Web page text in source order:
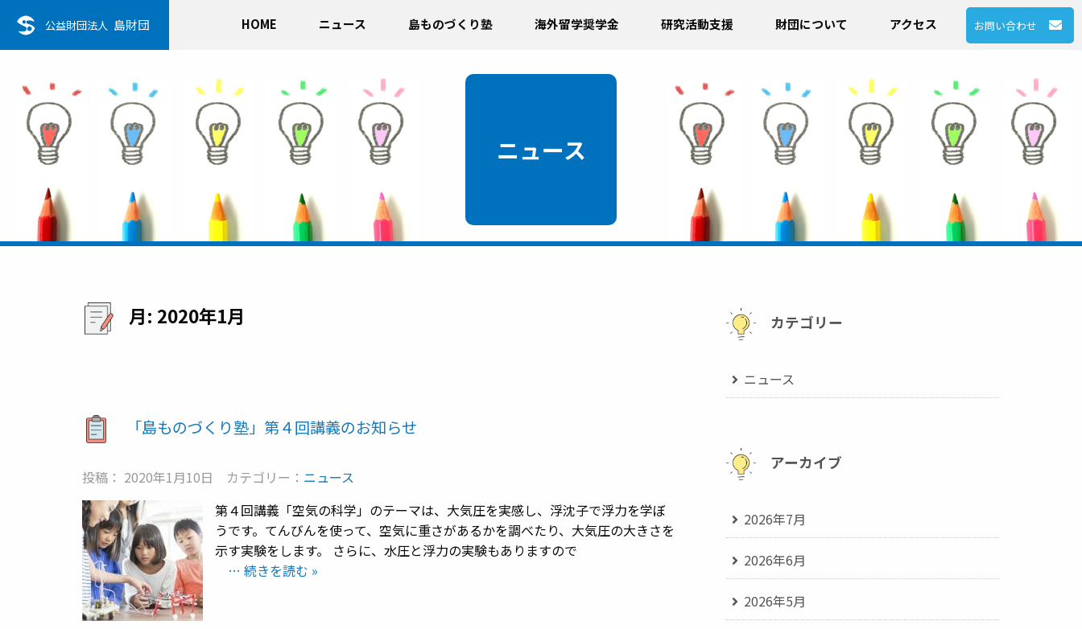
公益財団法人 島財団 HOME ニュース 島ものづくり塾 海外留学奨学金 研究活動支援 財団について アクセス お問い合わせ
ニュース
月: 2020年1月
「島ものづくり塾」第４回講義のお知らせ
投稿： 2020年1月10日 カテゴリー： ニュース
第４回講義「空気の科学」のテーマは、大気圧を実感し、浮沈子で浮力を学ぼ
うです。てんびんを使って、空気に重さがあるかを調べたり、大気圧の大きさを
示す実験をします。 さらに、水圧と浮力の実験もありますので
… 続きを読む »
カテゴリー
ニュース
アーカイブ
2026年7月
2026年6月
2026年5月